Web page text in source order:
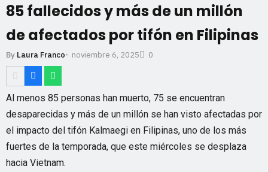
85 fallecidos y más de un millón
de afectados por tifón en Filipinas
By Laura Franco- noviembre 6, 2025 0
Al menos 85 personas han muerto, 75 se encuentran
desaparecidas y más de un millón se han visto afectadas por
el impacto del tifón Kalmaegi en Filipinas, uno de los más
fuertes de la temporada, que este miércoles se desplaza
hacia Vietnam.